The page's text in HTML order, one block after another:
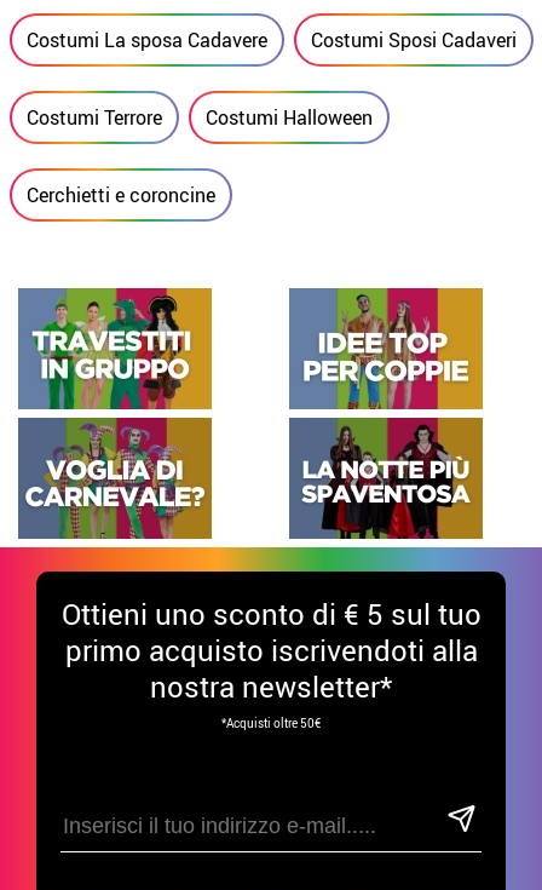
Costumi La sposa Cadavere Costumi Sposi Cadaveri
Costumi Terrore Costumi Halloween
Cerchietti e coroncine
Ottieni uno sconto di € 5 sul tuo
primo acquisto iscrivendoti alla
nostra newsletter*
*Acquisti oltre 50€